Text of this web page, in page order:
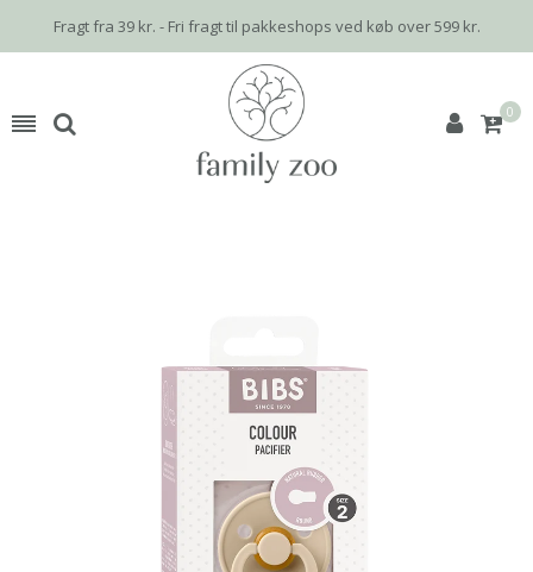
Fragt fra 39 kr. - Fri fragt til pakkeshops ved køb over 599 kr.
0